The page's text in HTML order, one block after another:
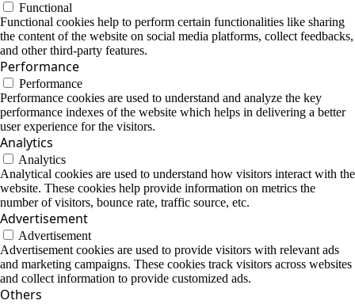
Functional
Functional cookies help to perform certain functionalities like sharing
the content of the website on social media platforms, collect feedbacks,
and other third-party features.
Performance
Performance
Performance cookies are used to understand and analyze the key
performance indexes of the website which helps in delivering a better
user experience for the visitors.
Analytics
Analytics
Analytical cookies are used to understand how visitors interact with the
website. These cookies help provide information on metrics the
number of visitors, bounce rate, traffic source, etc.
Advertisement
Advertisement
Advertisement cookies are used to provide visitors with relevant ads
and marketing campaigns. These cookies track visitors across websites
and collect information to provide customized ads.
Others